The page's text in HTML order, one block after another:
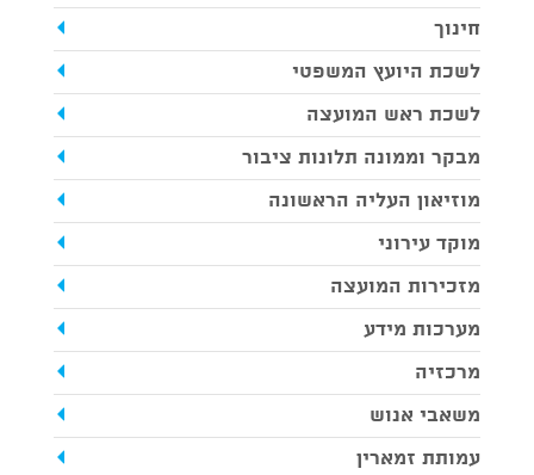
חינוך
לשכת היועץ המשפטי
לשכת ראש המועצה
מבקר וממונה תלונות ציבור
מוזיאון העליה הראשונה
מוקד עירוני
מזכירות המועצה
מערכות מידע
מרכזיה
משאבי אנוש
עמותת זמארין